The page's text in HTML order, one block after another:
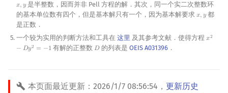
𝑥,𝑦
x,y 是半整数，因而并非 Pell 方程的解．其次，同一个实二次整数环
的基本单位数有四个，但是基本解只有一个，因为基本解要求 𝑥,𝑦
x,y 都
是正数．
一个较为实用的判断方法和工具在 这里 及其参考文献．使得方程 𝑥2
− 𝐷𝑦2 = −1
x2
有解的正整数𝐷
D的列表是 OEIS A031396．
本页面最近更新： 2026/1/7 08:56:54 ， 更新历史